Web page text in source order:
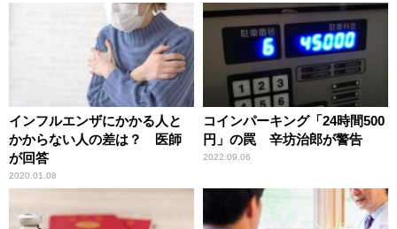
インフルエンザにかかる人と
かからない人の差は？ 医師
が回答
2020.01.08
コインパーキング「24時間500
円」の罠 辛坊治郎が警告
2022.09.06